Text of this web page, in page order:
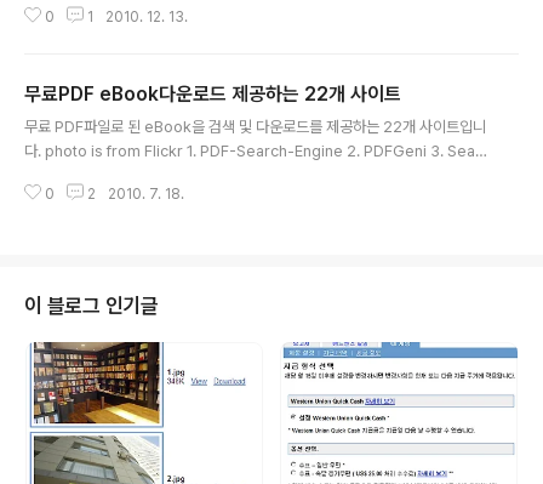
사기는 부산대학교 정보컴퓨터공학부 인공지능연구실과
efault.htm
0 1 2010. 12. 13.
무료PDF eBook다운로드 제공하는 22개 사이트
무료 PDF파일로 된 eBook을 검색 및 다운로드를 제공하는 22개 사이트입니
다. photo is from Flickr 1. PDF-Search-Engine 2. PDFGeni 3. Searc
een 8. Data-Sheet 9. PDFFind 10. eBook-Search-Engine 11. PDFO
0 2 2010. 7. 18.
이 블로그 인기글